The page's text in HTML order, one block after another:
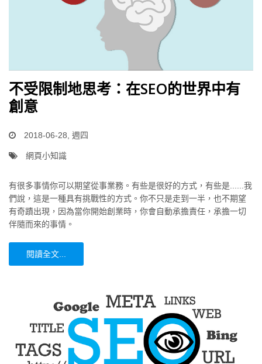
不受限制地思考：在SEO的世界中有
創意
2018-06-28, 週四
網頁小知識
有很多事情你可以期望從事業務。有些是很好的方式，有些是......我
們說，這是一種具有挑戰性的方式。你不只是走到一半，也不期望
有奇蹟出現，因為當你開始創業時，你會自動承擔責任，承擔一切
伴隨而來的事情。
閱讀全文...